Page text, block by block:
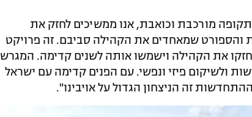
מורכבת וכואבת, אנו ממשיכים לחזק את
והספורט שמאחדים את הקהילה סביבם. זה פרויקט
את הקהילה וישמשו אותה לשנים קדימה. המגרש
ולשיקום פיזי ונפשי. עם הפנים קדימה עם ישראל
זה הניצחון הגדול על אויבינו".